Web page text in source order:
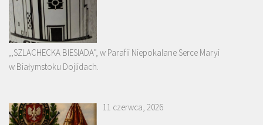
,,SZLACHECKA BIESIADA”, w Parafii Niepokalane Serce Maryi
w Białymstoku Dojlidach.
11 czerwca, 2026